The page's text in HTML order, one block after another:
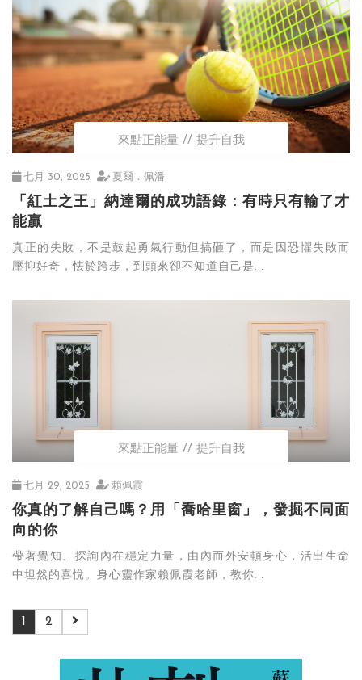
來點正能量 提升自我
七月 30, 2025 夏爾．佩潘
「紅土之王」納達爾的成功語錄：有時只有輸了才
能贏
真正的失敗，不是鼓起勇氣行動但搞砸了，而是因恐懼失敗而
壓抑好奇，怯於跨步，到頭來卻不知道自己是...
來點正能量 提升自我
七月 29, 2025 賴佩霞
你真的了解自己嗎？用「喬哈里窗」，發掘不同面
向的你
帶著覺知、探詢內在穩定力量，由內而外安頓身心，活出生命
中坦然的喜悅。身心靈作家賴佩霞老師，教你...
1 2